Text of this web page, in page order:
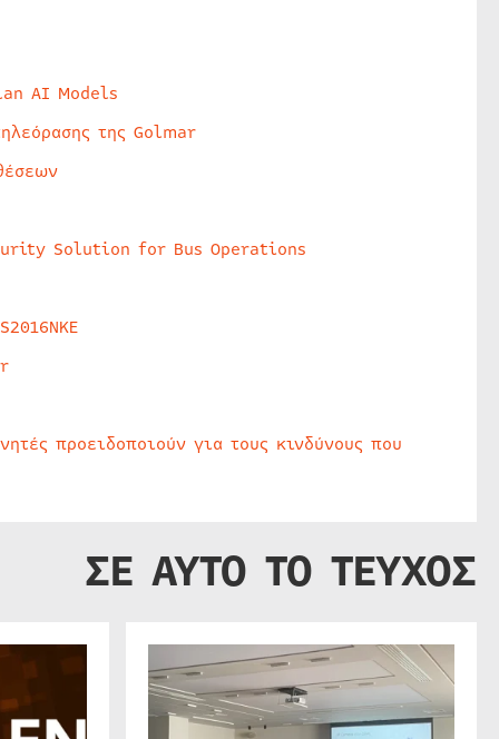
AI Models
της Golmar
Solution for Bus Operations
προειδοποιούν για τους κινδύνους που
ΣΕ ΑΥΤΟ ΤΟ ΤΕΥΧΟΣ